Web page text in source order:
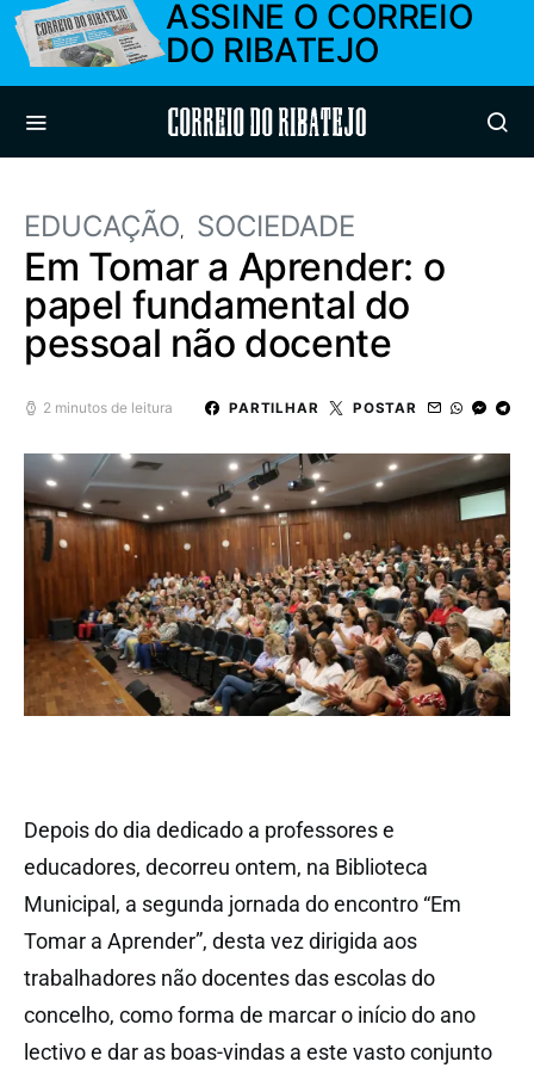
ASSINE O CORREIO
DO RIBATEJO
Correio do Ribatejo
EDUCAÇÃO SOCIEDADE
Em Tomar a Aprender: o
papel fundamental do
pessoal não docente
2 minutos de leitura PARTILHAR POSTAR
Depois do dia dedicado a professores e
educadores, decorreu ontem, na Biblioteca
Municipal, a segunda jornada do encontro “Em
Tomar a Aprender”, desta vez dirigida aos
trabalhadores não docentes das escolas do
concelho, como forma de marcar o início do ano
lectivo e dar as boas-vindas a este vasto conjunto